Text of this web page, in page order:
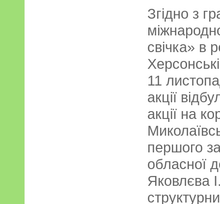
Згідно з
свічка» в
11
акції
акції на
першого
обласної
Яковлєва